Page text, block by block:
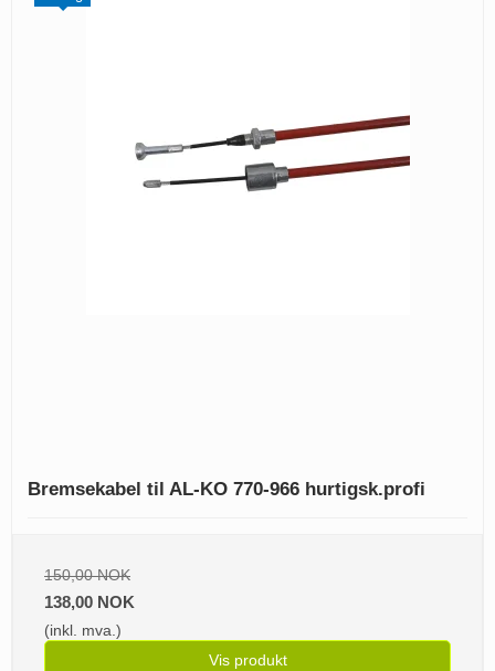
Bremsekabel til AL-KO 770-966 hurtigsk.profi
150,00 NOK
138,00 NOK
(inkl. mva.)
Vis produkt